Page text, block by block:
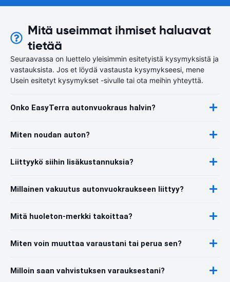
Mitä useimmat ihmiset haluavat
tietää
Seuraavassa on luettelo yleisimmin esitetyistä kysymyksistä ja
vastauksista. Jos et löydä vastausta kysymykseesi, mene
Usein esitetyt kysymykset -sivulle tai ota meihin yhteyttä.
Onko EasyTerra autonvuokraus halvin?
Miten noudan auton?
Liittyykö siihin lisäkustannuksia?
Millainen vakuutus autonvuokraukseen liittyy?
Mitä huoleton-merkki takoittaa?
Miten voin muuttaa varaustani tai perua sen?
Milloin saan vahvistuksen varauksestani?